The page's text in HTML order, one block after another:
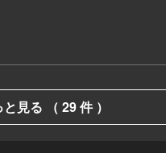
と見る （ 29 件 ）